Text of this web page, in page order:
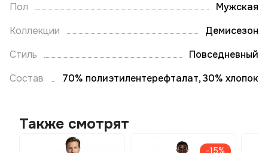
Пол
Мужская
Коллекции
Демисезон
Стиль
Повседневный
Состав
70% полиэтилентерефталат, 30% хлопок
Также смотрят
-15%